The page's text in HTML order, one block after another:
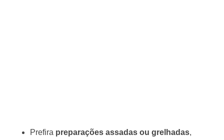
Prefira preparações assadas ou grelhadas,